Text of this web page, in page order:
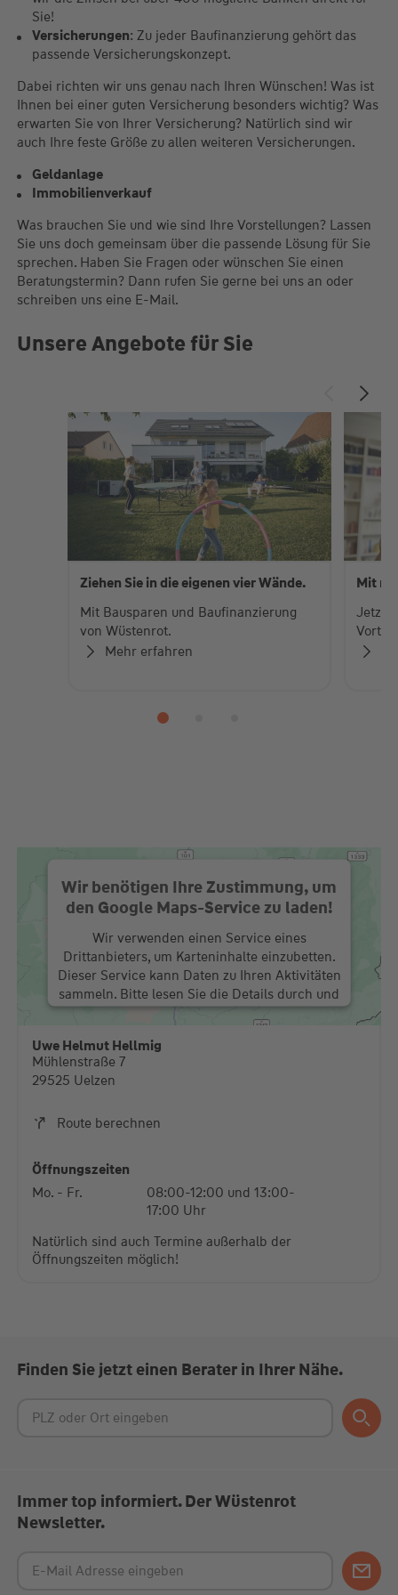
Sie!
Versicherungen: Zu jeder Baufinanzierung gehört das
passende Versicherungskonzept.
Dabei richten wir uns genau nach Ihren Wünschen! Was ist
Ihnen bei einer guten Versicherung besonders wichtig? Was
erwarten Sie von Ihrer Versicherung? Natürlich sind wir
auch Ihre feste Größe zu allen weiteren Versicherungen.
Geldanlage
Immobilienverkauf
Was brauchen Sie und wie sind Ihre Vorstellungen? Lassen
Sie uns doch gemeinsam über die passende Lösung für Sie
sprechen. Haben Sie Fragen oder wünschen Sie einen
Beratungstermin? Dann rufen Sie gerne bei uns an oder
schreiben uns eine E-Mail.
Unsere Angebote für Sie
Ziehen Sie in die eigenen vier Wände.
Mit Bausparen und Baufinanzierung
von Wüstenrot.
Mehr erfahren
Mit
Jetzt
Wir benötigen Ihre Zustimmung, um
den Google Maps-Service zu laden!
Wir verwenden einen Service eines
Drittanbieters, um Karteninhalte einzubetten.
Dieser Service kann Daten zu Ihren Aktivitäten
sammeln. Bitte lesen Sie die Details durch und
stimmen Sie der Nutzung des Service zu, um
diese Karte anzuzeigen.
Uwe Helmut Hellmig
Mühlenstraße 7
29525 Uelzen
Route berechnen
Öffnungszeiten
Mo. - Fr.
08:00-12:00 und 13:00-
17:00 Uhr
Natürlich sind auch Termine außerhalb der
Öffnungszeiten möglich!
Finden Sie jetzt einen Berater in Ihrer Nähe.
Immer top informiert. Der Wüstenrot
Newsletter.